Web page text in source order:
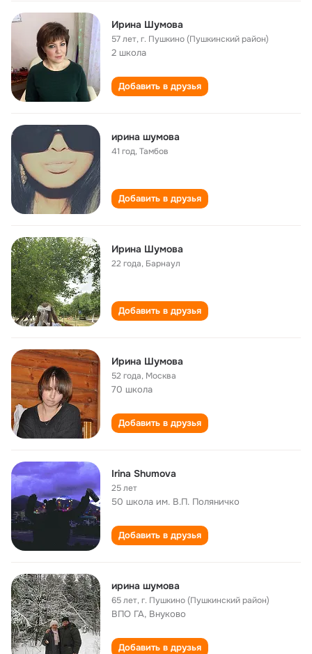
Ирина Шумова
57 лет,г. Пушкино (Пушкинский район)
2 школа
Добавить в друзья
ирина шумова
41 год,Тамбов
Добавить в друзья
Ирина Шумова
22 года, Барнаул
Добавить в друзья
Ирина Шумова
52 года, Москва
70 школа
Добавить в друзья
Irina Shumova
25 лет
50 школа им. В.П. Поляничко
Добавить в друзья
ирина шумова
65 лет,г. Пушкино (Пушкинский район)
ВПО ГА, Внуково
Добавить в друзья